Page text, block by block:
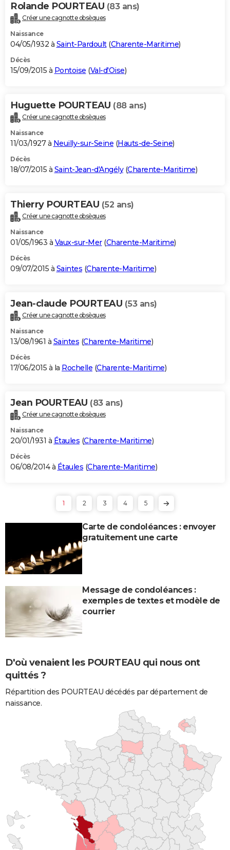
Rolande POURTEAU (83 ans)
Créer une cagnotte obsèques
Naissance
04/05/1932 à Saint-Pardoult(Charente-Maritime)
Décès
15/09/2015 à Pontoise (Val-d'Oise)
Huguette POURTEAU (88 ans)
Créer une cagnotte obsèques
Naissance
11/03/1927 à Neuilly-sur-Seine (Hauts-de-Seine)
Décès
18/07/2015 à Saint-Jean-d'Angély(Charente-Maritime)
Thierry POURTEAU (52 ans)
Créer une cagnotte obsèques
Naissance
01/05/1963 à Vaux-sur-Mer(Charente-Maritime)
Décès
09/07/2015 à Saintes (Charente-Maritime)
Jean-claude POURTEAU (53 ans)
Créer une cagnotte obsèques
Naissance
13/08/1961 à Saintes (Charente-Maritime)
Décès
17/06/2015 à la Rochelle (Charente-Maritime)
Jean POURTEAU (83 ans)
Créer une cagnotte obsèques
Naissance
20/01/1931 à Étaules (Charente-Maritime)
Décès
06/08/2014 à Étaules (Charente-Maritime)
1 2 3 4 5
Carte de condoléances : envoyer
gratuitement une carte
Message de condoléances :
exemples de textes et modèle de
courrier
D'où venaient les POURTEAU qui nous ont
quittés ?
Répartition des POURTEAU décédés par département de
naissance.